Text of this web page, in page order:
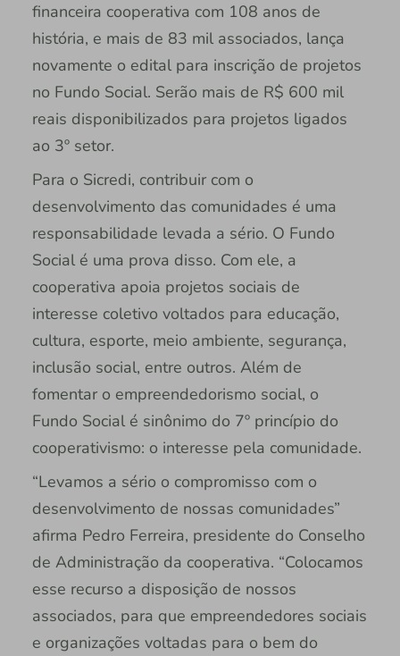
financeira cooperativa com 108 anos de
história, e mais de 83 mil associados, lança
novamente o edital para inscrição de projetos
no Fundo Social. Serão mais de R$ 600 mil
reais disponibilizados para projetos ligados
ao 3º setor.
Para o Sicredi, contribuir com o
desenvolvimento das comunidades é uma
responsabilidade levada a sério. O Fundo
Social é uma prova disso. Com ele, a
cooperativa apoia projetos sociais de
interesse coletivo voltados para educação,
cultura, esporte, meio ambiente, segurança,
inclusão social, entre outros. Além de
fomentar o empreendedorismo social, o
Fundo Social é sinônimo do 7º princípio do
cooperativismo: o interesse pela comunidade.
“Levamos a sério o compromisso com o
desenvolvimento de nossas comunidades”
afirma Pedro Ferreira, presidente do Conselho
de Administração da cooperativa. “Colocamos
esse recurso a disposição de nossos
associados, para que empreendedores sociais
e organizações voltadas para o bem do